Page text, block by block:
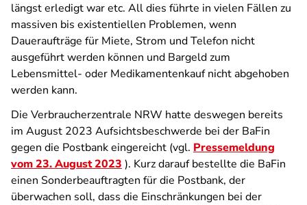
längst erledigt war etc. All dies führte in vielen Fällen zu
massiven bis existentiellen Problemen, wenn
Daueraufträge für Miete, Strom und Telefon nicht
ausgeführt werden können und Bargeld zum
Lebensmittel- oder Medikamentenkauf nicht abgehoben
werden kann.
Die Verbraucherzentrale NRW hatte deswegen bereits
im August 2023 Aufsichtsbeschwerde bei der BaFin
gegen die Postbank eingereicht (vgl. Pressemeldung
vom 23. August 2023 ). Kurz darauf bestellte die BaFin
einen Sonderbeauftragten für die Postbank, der
überwachen soll, dass die Einschränkungen bei der